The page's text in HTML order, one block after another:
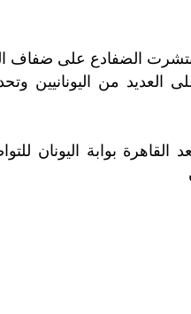
الضفادع على ضفاف
العديد من اليونانيين
القاهرة بوابة اليونان